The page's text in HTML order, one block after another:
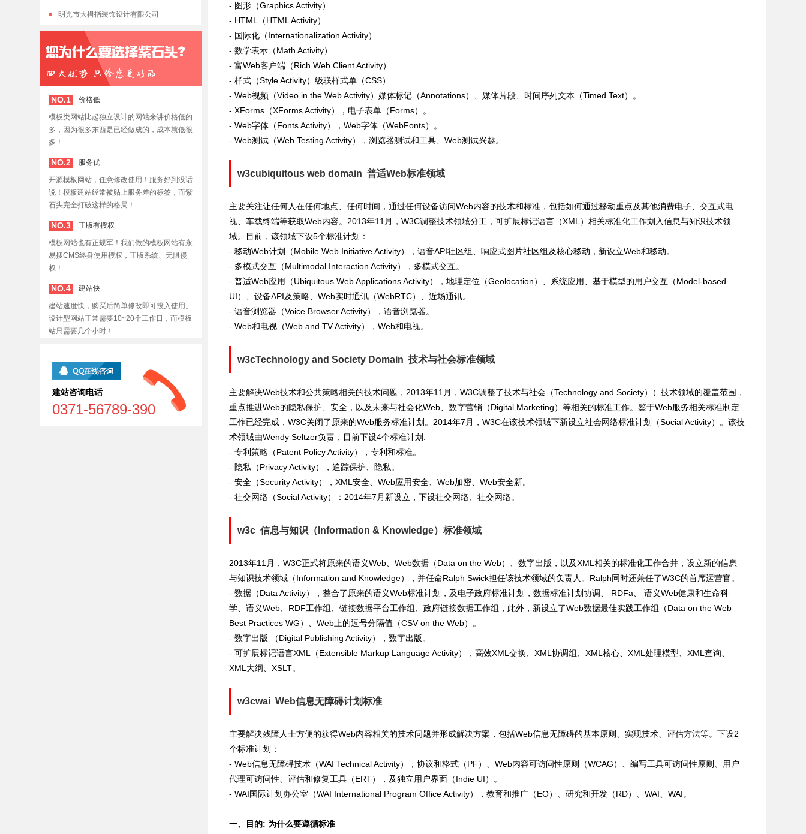
明光市大拇指装饰设计有限公司
NO.1 价格低
模板类网站比起独立设计的网站来讲价格低的
多，因为很多东西是已经做成的，成本就低很
多！
NO.2 服务优
开源模板网站，任意修改使用！服务好到没话
说！模板建站经常被贴上服务差的标签，而紫
石头完全打破这样的格局！
NO.3 正版有授权
模板网站也有正规军！我们做的模板网站有永
易搜CMS终身使用授权，正版系统、无惧侵
权！
NO.4 建站快
建站速度快，购买后简单修改即可投入使用。
设计型网站正常需要10~20个工作日，而模板
站只需要几个小时！
建站咨询电话
0371-56789-390
- 图形（Graphics Activity）
- HTML（HTML Activity）
- 国际化（Internationalization Activity）
- 数学表示（Math Activity）
- 富Web客户端（Rich Web Client Activity）
- 样式（Style Activity）级联样式单（CSS）
- Web视频（Video in the Web Activity）媒体标记（Annotations）、媒体片段、时间序列文本（Timed Text）。
- XForms（XForms Activity），电子表单（Forms）。
- Web字体（Fonts Activity），Web字体（WebFonts）。
- Web测试（Web Testing Activity），浏览器测试和工具、Web测试兴趣。
w3cubiquitous web domain 普适Web标准领域
主要关注让任何人在任何地点、任何时间，通过任何设备访问Web内容的技术和标准，包括如何通过移动重点及其他消费电子、交互式电
视、车载终端等获取Web内容。2013年11月，W3C调整技术领域分工，可扩展标记语言（XML）相关标准化工作划入信息与知识技术领
域。目前，该领域下设5个标准计划：
- 移动Web计划（Mobile Web Initiative Activity），语音API社区组、响应式图片社区组及核心移动，新设立Web和移动。
- 多模式交互（Multimodal Interaction Activity），多模式交互。
- 普适Web应用（Ubiquitous Web Applications Activity），地理定位（Geolocation）、系统应用、基于模型的用户交互（Model-based
UI）、设备API及策略、Web实时通讯（WebRTC）、近场通讯。
- 语音浏览器（Voice Browser Activity），语音浏览器。
- Web和电视（Web and TV Activity），Web和电视。
w3cTechnology and Society Domain 技术与社会标准领域
主要解决Web技术和公共策略相关的技术问题，2013年11月，W3C调整了技术与社会（Technology and Society））技术领域的覆盖范围，
重点推进Web的隐私保护、安全，以及未来与社会化Web、数字营销（Digital Marketing）等相关的标准工作。鉴于Web服务相关标准制定
工作已经完成，W3C关闭了原来的Web服务标准计划。2014年7月，W3C在该技术领域下新设立社会网络标准计划（Social Activity）。该技
术领域由Wendy Seltzer负责，目前下设4个标准计划:
- 专利策略（Patent Policy Activity），专利和标准。
- 隐私（Privacy Activity），追踪保护、隐私。
- 安全（Security Activity），XML安全、Web应用安全、Web加密、Web安全新。
- 社交网络（Social Activity）：2014年7月新设立，下设社交网络、社交网络。
w3c 信息与知识（Information & Knowledge）标准领域
2013年11月，W3C正式将原来的语义Web、Web数据（Data on the Web）、数字出版，以及XML相关的标准化工作合并，设立新的信息
与知识技术领域（Information and Knowledge），并任命Ralph Swick担任该技术领域的负责人。Ralph同时还兼任了W3C的首席运营官。
- 数据（Data Activity），整合了原来的语义Web标准计划，及电子政府标准计划，数据标准计划协调、 RDFa、 语义Web健康和生命科
学、语义Web、RDF工作组、链接数据平台工作组、政府链接数据工作组，此外，新设立了Web数据最佳实践工作组（Data on the Web
Best Practices WG）、Web上的逗号分隔值（CSV on the Web）。
- 数字出版 （Digital Publishing Activity），数字出版。
- 可扩展标记语言XML（Extensible Markup Language Activity），高效XML交换、XML协调组、XML核心、XML处理模型、XML查询、
XML大纲、XSLT。
w3cwai Web信息无障碍计划标准
主要解决残障人士方便的获得Web内容相关的技术问题并形成解决方案，包括Web信息无障碍的基本原则、实现技术、评估方法等。下设2
个标准计划：
- Web信息无障碍技术（WAI Technical Activity），协议和格式（PF）、Web内容可访问性原则（WCAG）、编写工具可访问性原则、用户
代理可访问性、评估和修复工具（ERT），及独立用户界面（Indie UI）。
- WAI国际计划办公室（WAI International Program Office Activity），教育和推广（EO）、研究和开发（RD）、WAI、WAI。
一、目的: 为什么要遵循标准